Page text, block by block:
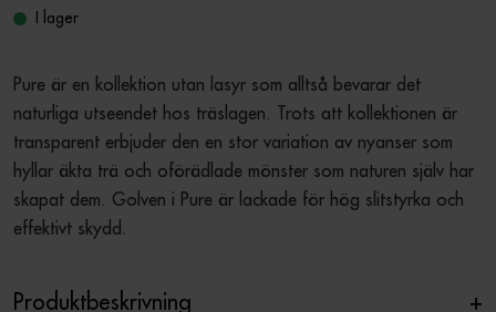
I lager
Pure är en kollektion utan lasyr som alltså bevarar det
naturliga utseendet hos träslagen. Trots att kollektionen är
transparent erbjuder den en stor variation av nyanser som
hyllar äkta trä och oförädlade mönster som naturen själv har
skapat dem. Golven i Pure är lackade för hög slitstyrka och
effektivt skydd.
Produktbeskrivning +